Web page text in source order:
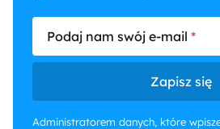
Podaj nam swój e-mail
Zapisz się
Administratorem danych, które